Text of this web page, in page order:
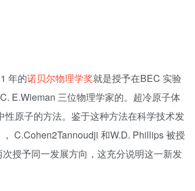
年的诺贝尔物理学奖就是授予在BEC 实验
E.Wieman 三位物理学家的。超冷原子体
原子的方法。鉴于这种方法在科学技术发
， C.Cohen2Tannoudji 和W.D. Phillips 被授
授予同一发展方向，这充分说明这一新发